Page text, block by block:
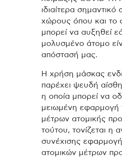
ιδιαίτερα σημαντικό
χώρους όπου και το
μπορεί να αυξηθεί
μολυσμένο άτομο
απόστασή μας.
Η χρήση μάσκας
παρέχει ψευδή
η οποία μπορεί να
μειωμένη εφαρμογή
μέτρων ατομικής
τούτου, τονίζεται η
συνέχισης
ατομικών μέτρων